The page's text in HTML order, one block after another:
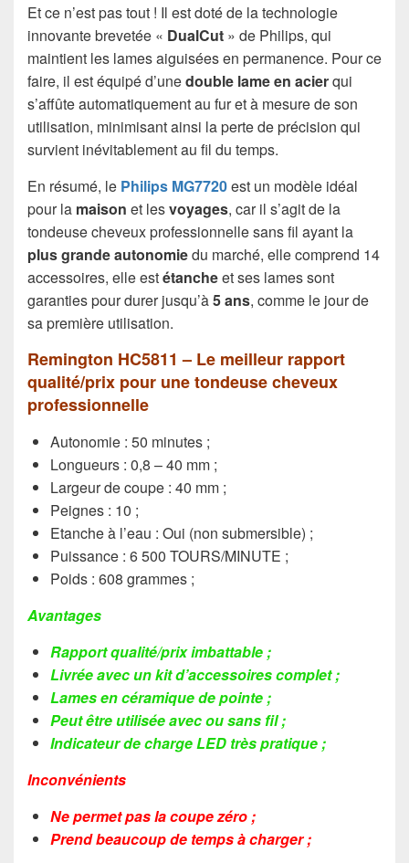
Et ce n’est pas tout ! Il est doté de la technologie
innovante brevetée « DualCut » de Philips, qui
maintient les lames aiguisées en permanence. Pour ce
faire, il est équipé d’unedouble lame en acierqui
s’affûte automatiquement au fur et à mesure de son
utilisation, minimisant ainsi la perte de précision qui
survient inévitablement au fil du temps.
En résumé, le Philips MG7720est un modèle idéal
pour la maison et lesvoyages, car il s’agit de la
tondeuse cheveux professionnelle sans fil ayant la
plus grande autonomiedu marché, elle comprend 14
accessoires, elle estétancheet ses lames sont
garanties pour durer jusqu’à5 ans, comme le jour de
sa première utilisation.
Remington HC5811 – Le meilleur rapport
qualité/prix pour une tondeuse cheveux
professionnelle
Autonomie : 50 minutes ;
Longueurs : 0,8 – 40 mm ;
Largeur de coupe : 40 mm ;
Peignes : 10 ;
Etanche à l’eau : Oui (non submersible) ;
Puissance : 6 500 TOURS/MINUTE ;
Poids : 608 grammes ;
Avantages
Rapport qualité/prix imbattable ;
Livrée avec un kit d’accessoires complet ;
Lames en céramique de pointe ;
Peut être utilisée avec ou sans fil ;
Indicateur de charge LED très pratique ;
Inconvénients
Ne permet pas la coupe zéro ;
Prend beaucoup de temps à charger ;